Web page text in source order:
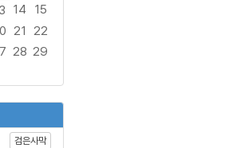
14
15
21
22
28 29
검은사막